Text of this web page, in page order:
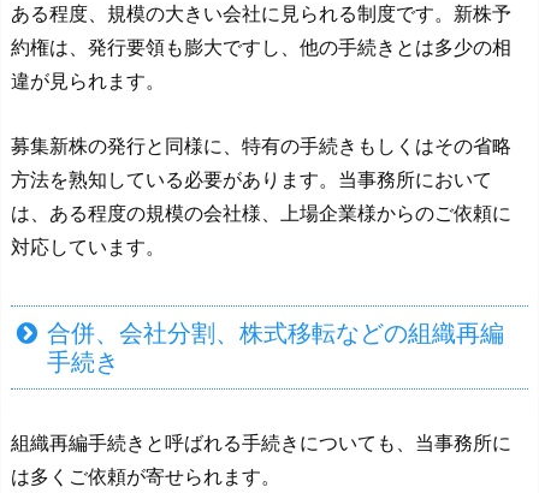
ある程度、規模の大きい会社に見られる制度です。新株予
約権は、発行要領も膨大ですし、他の手続きとは多少の相
違が見られます。
募集新株の発行と同様に、特有の手続きもしくはその省略
方法を熟知している必要があります。当事務所において
は、ある程度の規模の会社様、上場企業様からのご依頼に
対応しています。
合併、会社分割、株式移転などの組織再編
手続き
組織再編手続きと呼ばれる手続きについても、当事務所に
は多くご依頼が寄せられます。